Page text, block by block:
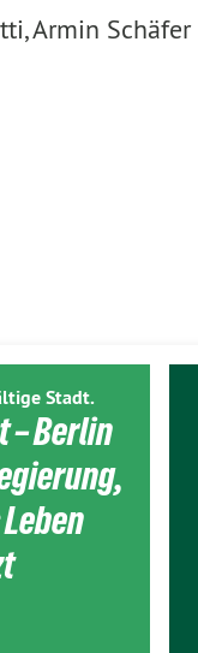
Armin Schäfer
Stadt.
– Berlin